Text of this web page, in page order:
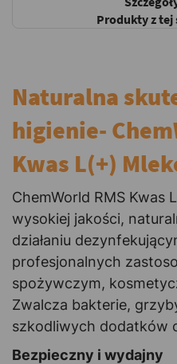
Produkty z
Naturalna
higienie-
Kwas L(+)
ChemWorld RMS Kwas
wysokiej jakości,
działaniu
profesjonalnych
spożywczym,
Zwalcza bakterie,
szkodliwych dodatków
Bezpieczny i wydajny